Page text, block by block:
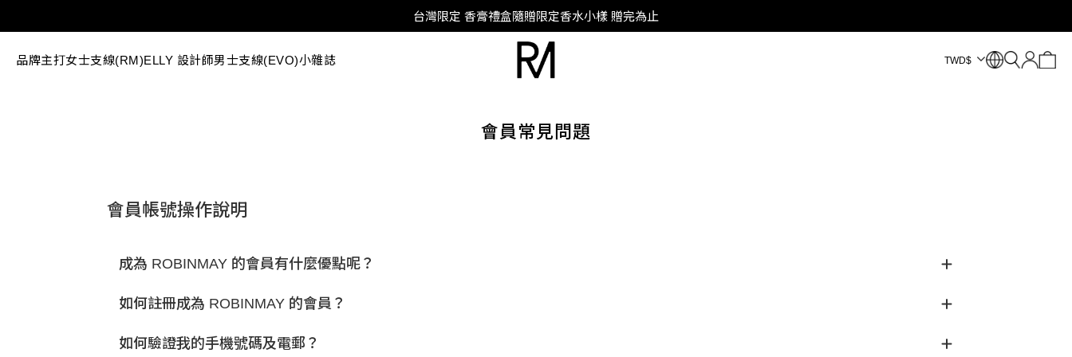
SUPER JUNIOR-D&E 全新代言
台灣限定 香膏禮盒隨贈限定香水小樣 贈完為止
SUPER JUNIOR-D&E 全新代言
品牌主打女士支線(RM)ELLY 設計師男士支線(EVO)小雜誌 $
TWD
會員常見問題
會員帳號操作說明
成為 ROBINMAY 的會員有什麼優點呢？
如何註冊成為 ROBINMAY 的會員？
如何驗證我的手機號碼及電郵？